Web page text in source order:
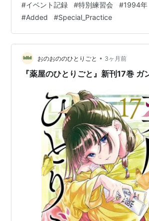
from the records when we built the
12月4日開催 特別練習会 ・ イベント記
#イベント記録 #特別練習会 #1994年
#Added #Special_Practice
おのおののひとりごと • 3ヶ月前
『薬屋のひとりごと』新刊17巻 ガ